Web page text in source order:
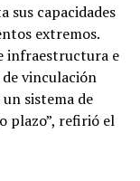
sus capacidades
extremos.
infraestructura e
vinculación
sistema de
plazo”, refirió el